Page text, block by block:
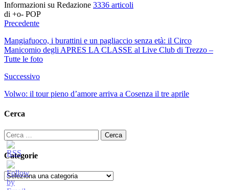
Informazioni su Redazione 3336 articoli
di +o- POP
Precedente
Mangiafuoco, i burattini e un pagliaccio senza età: il Circo
Manicomio degli APRES LA CLASSE al Live Club di Trezzo –
Tutte le foto
Successivo
Volwo: il tour pieno d’amore arriva a Cosenza il tre aprile
Cerca
Ricerca
per:
Categorie
Categorie